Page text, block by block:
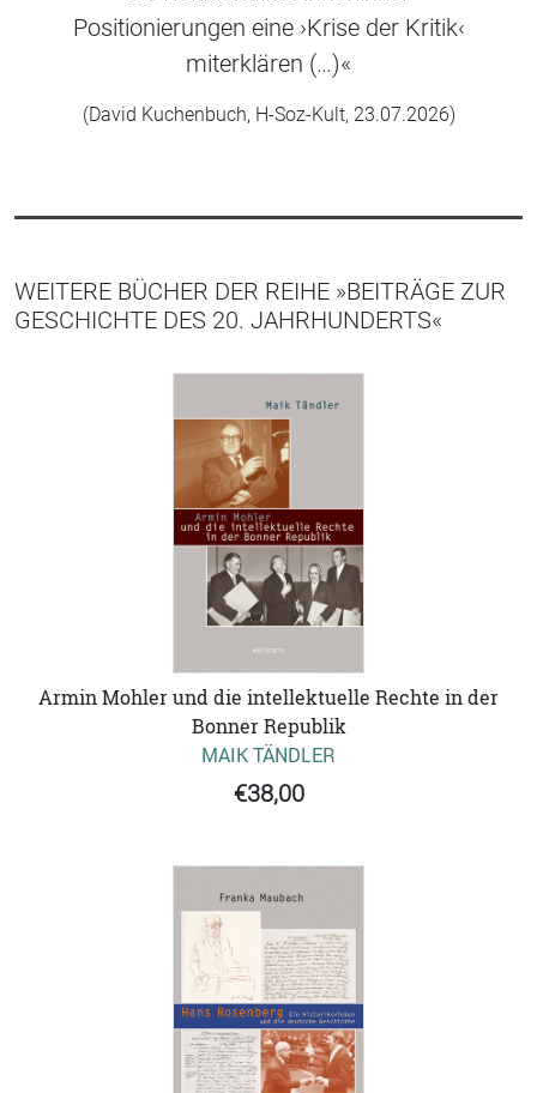
Positionierungen eine ›Krise der Kritik‹
miterklären (…)«
(David Kuchenbuch, H-Soz-Kult, 23.07.2026)
WEITERE BÜCHER DER REIHE »BEITRÄGE ZUR
GESCHICHTE DES 20. JAHRHUNDERTS«
Armin Mohler und die intellektuelle Rechte in der
Bonner Republik
MAIK TÄNDLER
€38,00